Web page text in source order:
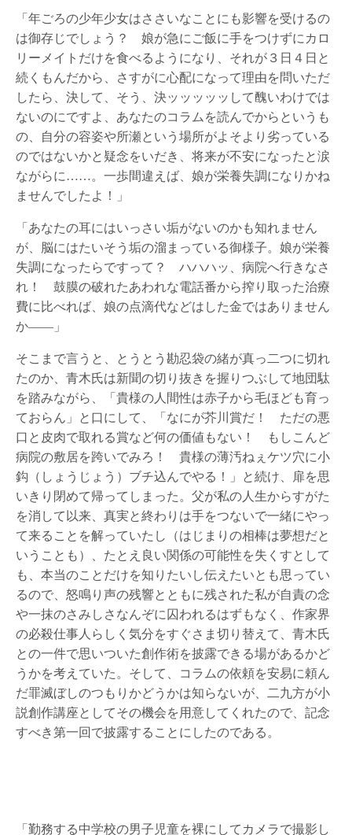
「年ごろの少年少女はささいなことにも影響を受けるの
は御存じでしょう？ 娘が急にご飯に手をつけずにカロ
リーメイトだけを食べるようになり、それが３日４日と
続くもんだから、さすがに心配になって理由を問いただ
したら、決して、そう、決ッッッッッして醜いわけでは
ないのにですよ、あなたのコラムを読んでからというも
の、自分の容姿や所瀬という場所がよそより劣っている
のではないかと疑念をいだき、将来が不安になったと涙
ながらに……。一歩間違えば、娘が栄養失調になりかね
ませんでしたよ！」
「あなたの耳にはいっさい垢がないのかも知れません
が、脳にはたいそう垢の溜まっている御様子。娘が栄養
失調になったらですって？ ハハハッ、病院へ行きなさ
れ！ 鼓膜の破れたあわれな電話番から搾り取った治療
費に比べれば、娘の点滴代などはした金ではありません
か――」
そこまで言うと、とうとう勘忍袋の緒が真っ二つに切れ
たのか、青木氏は新聞の切り抜きを握りつぶして地団駄
を踏みながら、「貴様の人間性は赤子から毛ほども育っ
ておらん」と口にして、「なにが芥川賞だ！ ただの悪
口と皮肉で取れる賞など何の価値もない！ もしこんど
病院の敷居を跨いでみろ！ 貴様の薄汚ねぇケツ穴に小
鈎（しょうじょう）ブチ込んでやる！」と続け、扉を思
いきり閉めて帰ってしまった。父が私の人生からすがた
を消して以来、真実と終わりは手をつないで一緒にやっ
て来ることを解っていたし（はじまりの相棒は夢想だと
いうことも）、たとえ良い関係の可能性を失くすとして
も、本当のことだけを知りたいし伝えたいとも思ってい
るので、怒鳴り声の残響とともに残された私が自責の念
や一抹のさみしさなんぞに囚われるはずもなく、作家界
の必殺仕事人らしく気分をすぐさま切り替えて、青木氏
との一件で思いついた創作術を披露できる場があるかど
うかを考えていた。そして、コラムの依頼を安易に頼ん
だ罪滅ぼしのつもりかどうかは知らないが、二九方が小
説創作講座としてその機会を用意してくれたので、記念
すべき第一回で披露することにしたのである。
「勤務する中学校の男子児童を裸にしてカメラで撮影し